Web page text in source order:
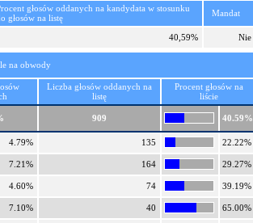
głosów oddanych na kandydata w stosunku
głosów na listę
Mandat
40,59% Nie
na obwody
Liczba głosów oddanych na
listę
Procent głosów na
liście
909 40.59%
4.79% 135 22.22%
7.21% 164 29.27%
4.60% 74 39.19%
7.10% 40 65.00%